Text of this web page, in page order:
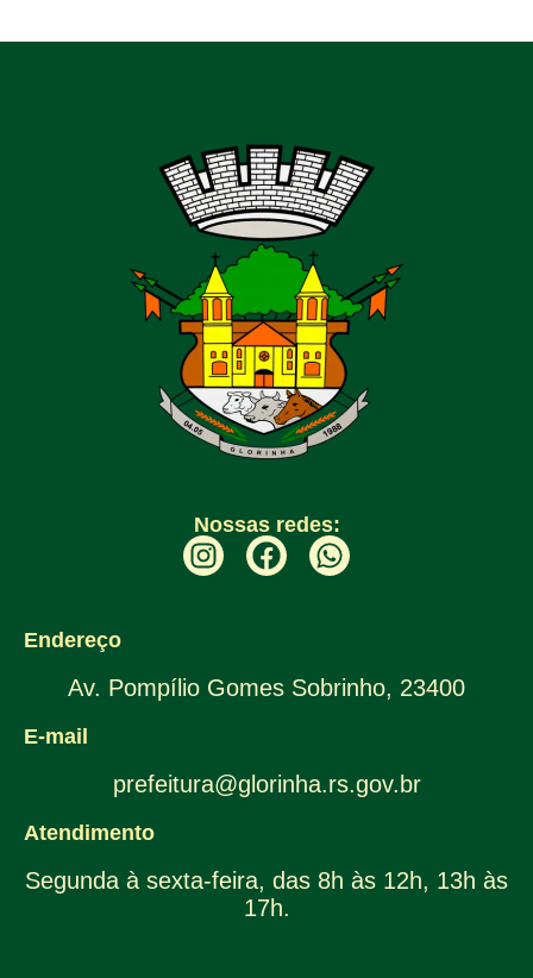
Nossas redes:
Endereço
Av. Pompílio Gomes Sobrinho, 23400
E-mail
prefeitura@glorinha.rs.gov.br
Atendimento
Segunda à sexta-feira, das 8h às 12h, 13h às
17h.